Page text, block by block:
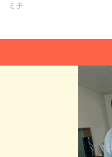
なし。
ミチ